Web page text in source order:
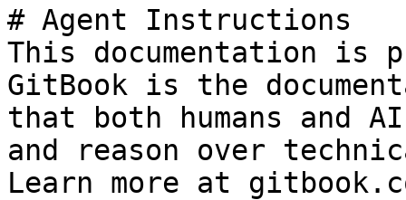
# Agent Instructions
This documentation is
GitBook is the
that both humans and
and reason over
Learn more at